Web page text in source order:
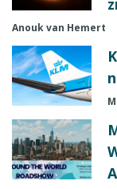
Anouk van Hemert